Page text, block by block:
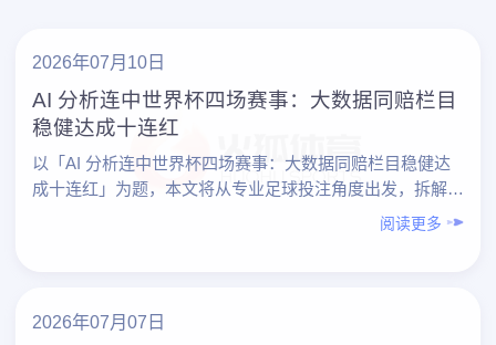
2026年07月10日
AI 分析连中世界杯四场赛事：大数据同赔栏目
稳健达成十连红
以「AI 分析连中世界杯四场赛事：大数据同赔栏目稳健达
成十连红」为题，本文将从专业足球投注角度出发，拆解一
个典型案例：借助 AI 与大数据，在世界杯期间连续命中四
阅读更多
2026年07月07日